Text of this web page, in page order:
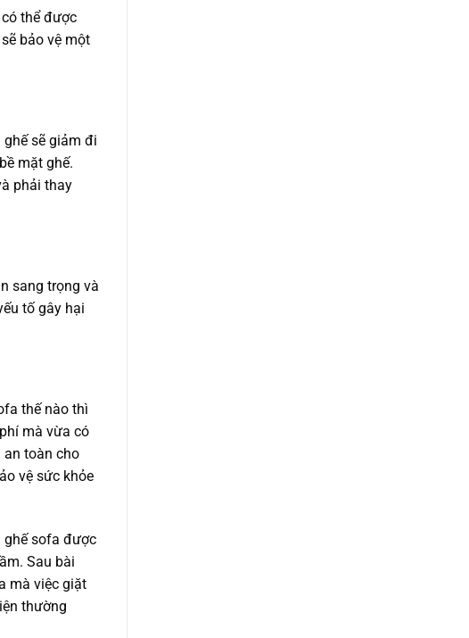
thể được
bảo vệ một
ghế sẽ giảm đi
mặt ghế.
phải thay
sang trọng và
tố gây hại
thế nào thì
mà vừa có
an toàn cho
vệ sức khỏe
ghế sofa được
Sau bài
mà việc giặt
thường